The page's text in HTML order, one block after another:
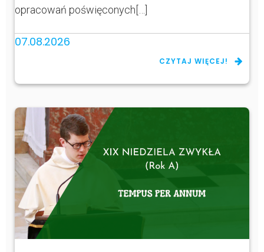
opracowań poświęconych[…]
07.08.2026
CZYTAJ WIĘCEJ!